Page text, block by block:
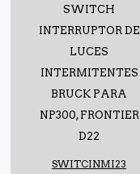
SWITCH
INTERRUPTOR DE
LUCES
INTERMITENTES
BRUCK PARA
NP300, FRONTIER
D22
SWITCINMI23